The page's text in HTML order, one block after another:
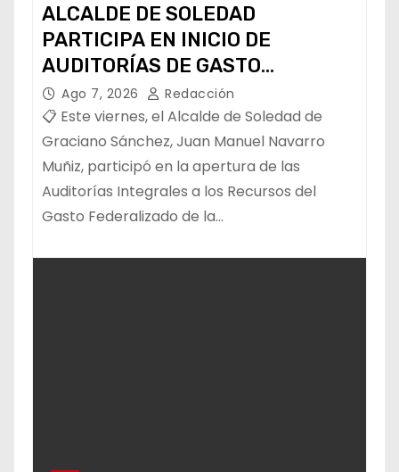
ALCALDE DE SOLEDAD
PARTICIPA EN INICIO DE
AUDITORÍAS DE GASTO
FEDERALIZADO 📝
Ago 7, 2026 Redacción
📋 Este viernes, el Alcalde de Soledad de
Graciano Sánchez, Juan Manuel Navarro
Muñiz, participó en la apertura de las
Auditorías Integrales a los Recursos del
Gasto Federalizado de la…